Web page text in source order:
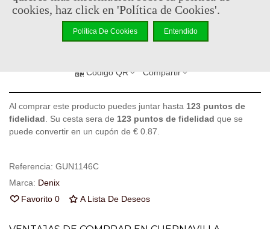
Código QR Compartir
Al comprar este producto puedes juntar hasta 123 puntos de
fidelidad . Su cesta sera de 123 puntos de fidelidad que se
puede convertir en un cupón de € 0.87
Referencia: GUN1146C
Marca: Denix
Favorito 0 A Lista De Deseos
cookies, haz click en 'Política de Cookies'.
Política De Cookies Entendido